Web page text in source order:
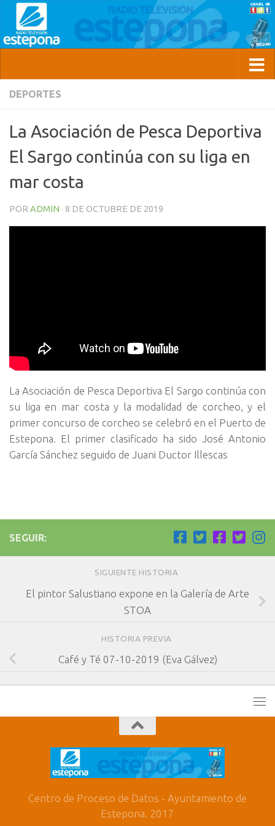
DEPORTES
La Asociación de Pesca Deportiva
El Sargo continúa con su liga en
mar costa
POR ADMIN · 8 DE OCTUBRE DE 2019
La Asociación de Pesca Deportiva El Sargo continúa con
su liga en mar costa y la modalidad de corcheo, y el
primer concurso de corcheo se celebró en el Puerto de
Estepona. El primer clasificado ha sido José Antonio
García Sánchez seguido de Juani Ductor Illescas
SEGUIR:
SIGUIENTE HISTORIA
El pintor Salustiano expone en la Galería de Arte
STOA
HISTORIA PREVIA
Café y Té 07-10-2019 (Eva Gálvez)
Centro de Proceso de Datos - Ayuntamiento de
Estepona. 2017